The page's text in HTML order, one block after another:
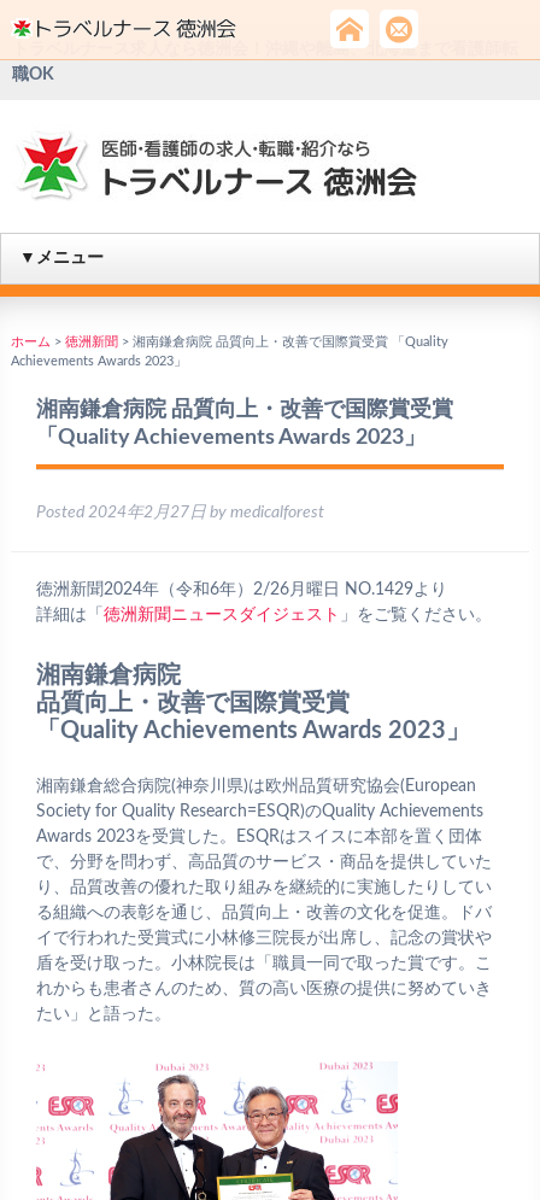
トラベルナース求人なら徳洲会！沖縄や離島、北海道まで看護師転
職OK
▼メニュー
ホーム > 徳洲新聞 > 湘南鎌倉病院 品質向上・改善で国際賞受賞 「Quality
Achievements Awards 2023」
湘南鎌倉病院 品質向上・改善で国際賞受賞
「Quality Achievements Awards 2023」
Posted 2024年2月27日 by medicalforest
徳洲新聞2024年（令和6年）2/26月曜日 NO.1429より
詳細は「 徳洲新聞ニュースダイジェスト 」をご覧ください。
湘南鎌倉病院
品質向上・改善で国際賞受賞
「Quality Achievements Awards 2023」
湘南鎌倉総合病院(神奈川県)は欧州品質研究協会(European
Society for Quality Research=ESQR)のQuality Achievements
Awards 2023を受賞した。ESQRはスイスに本部を置く団体
で、分野を問わず、高品質のサービス・商品を提供していた
り、品質改善の優れた取り組みを継続的に実施したりしてい
る組織への表彰を通じ、品質向上・改善の文化を促進。ドバ
イで行われた受賞式に小林修三院長が出席し、記念の賞状や
盾を受け取った。小林院長は「職員一同で取った賞です。こ
れからも患者さんのため、質の高い医療の提供に努めていき
たい」と語った。